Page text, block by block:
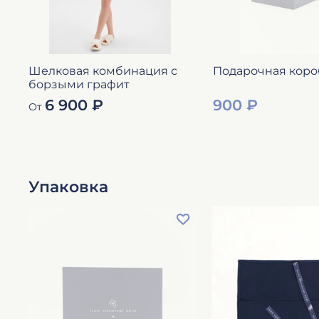
Шелковая комбинация с
борзыми графит
От 6 900 ₽
Подарочная
900 ₽
Упаковка